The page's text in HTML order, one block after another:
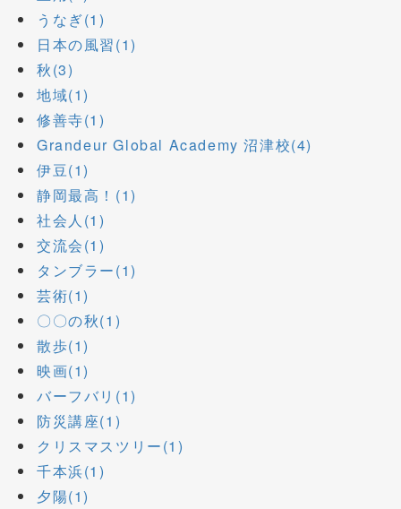
うなぎ(1)
日本の風習(1)
秋(3)
地域(1)
修善寺(1)
Grandeur Global Academy 沼津校(4)
伊豆(1)
静岡最高！(1)
社会人(1)
交流会(1)
タンブラー(1)
芸術(1)
〇〇の秋(1)
散歩(1)
映画(1)
バーフバリ(1)
防災講座(1)
クリスマスツリー(1)
千本浜(1)
夕陽(1)